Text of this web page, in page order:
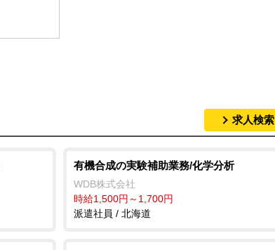
求人検索
有機合成の実験補助業務/化学分析
WDB株式会社
時給1,500円～1,700円
派遣社員 / 北海道